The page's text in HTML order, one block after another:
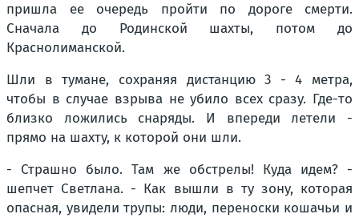
пришла ее очередь пройти по дороге смерти.
Сначала до Родинской шахты, потом до
Краснолиманской.
Шли в тумане, сохраняя дистанцию 3 - 4 метра,
чтобы в случае взрыва не убило всех сразу. Где-то
близко ложились снаряды. И впереди летели -
прямо на шахту, к которой они шли.
- Страшно было. Там же обстрелы! Куда идем? -
шепчет Светлана. - Как вышли в ту зону, которая
опасная, увидели трупы: люди, переноски кошачьи и